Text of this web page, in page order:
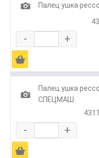
1
Палец ушка
- +
Ä
1
Палец ушка
СПЕЦМАШ
- +
Ä